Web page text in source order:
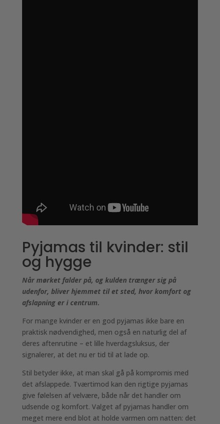
Pyjamas til kvinder: stil
og hygge
Når mørket falder på, og kulden trænger sig på
udenfor, bliver hjemmet til et sted, hvor komfort og
afslapning er i centrum.
For mange kvinder er en god pyjamas ikke bare en
praktisk nødvendighed, men også en naturlig del af
deres aftenrutine – et lille hverdagsluksus, der
signalerer, at det nu er tid til at lade op.
Stil betyder ikke, at man skal gå på kompromis med
det afslappede. Tværtimod kan den rigtige pyjamas
give følelsen af velvære, både når det handler om
udsende og komfort. Valget af pyjamas handler om
meget mere end blot at holde varmen om natten: det